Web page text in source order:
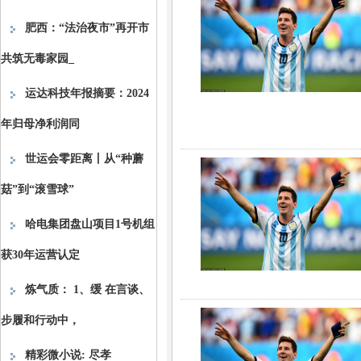
肥西：“法治夜市”再开市
共筑无毒家园_
运达科技年报摘要：2024
年归母净利润同
世运会零距离丨从“种蘑
菇”到“滚雪球”
哈电集团盘山项目1号机组
获30年运营认定
炼气质： 1、缓 在言谈、
步履和行动中，
精彩微小说: 尽孝